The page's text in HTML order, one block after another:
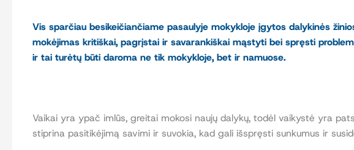
Vis sparčiau besikeičiančiame pasaulyje mokykloje įgytos dalykinės
mokėjimas kritiškai, pagrįstai ir savarankiškai mąstyti bei spręsti
ir tai turėtų būti daroma ne tik mokykloje, bet ir namuose.
Vaikai yra ypač imlūs, greitai mokosi naujų dalykų, todėl vaikystė yra
stiprina pasitikėjimą savimi ir suvokia, kad gali išspręsti sunkumus ir